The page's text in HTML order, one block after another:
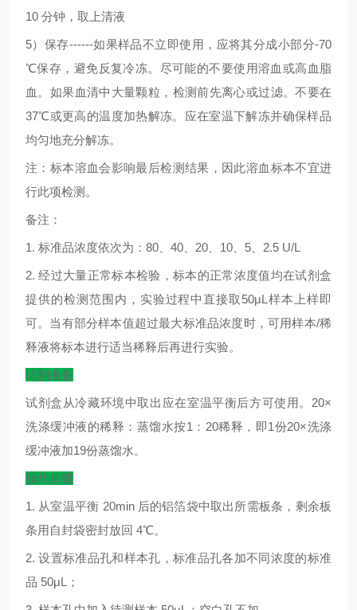
10 分钟，取上清液
5）保存------如果样品不立即使用，应将其分成小部分-70
℃保存，避免反复冷冻。尽可能的不要使用溶血或高血脂
血。如果血清中大量颗粒，检测前先离心或过滤。不要在
37℃或更高的温度加热解冻。应在室温下解冻并确保样品
均匀地充分解冻。
注：标本溶血会影响最后检测结果，因此溶血标本不宜进
行此项检测。
备注：
1. 标准品浓度依次为： 80 40 20 10 5 2.5 U/L
2.经过大量正常标本检验，标本的正常浓度值均在试剂盒
提供的检测范围内，实验过程中直接取 50μL 样本上样即
可。当有部分样本值超过最大标准品浓度时，可用样本/稀
释液将标本进行适当稀释后再进行实验。
试剂准备
试剂盒从冷藏环境中取出应在室温平衡后方可使用。 20×
洗涤缓冲液的稀释：蒸馏水按1 ： 20稀释，即1份20×洗涤
缓冲液加19份蒸馏水。
操作步骤
1. 从室温平衡 20min 后的铝箔袋中取出所需板条，剩余板
条用自封袋密封放回 4℃。
2.设置标准品孔和样本孔，标准品孔各加不同浓度的标准
品 50μL ；